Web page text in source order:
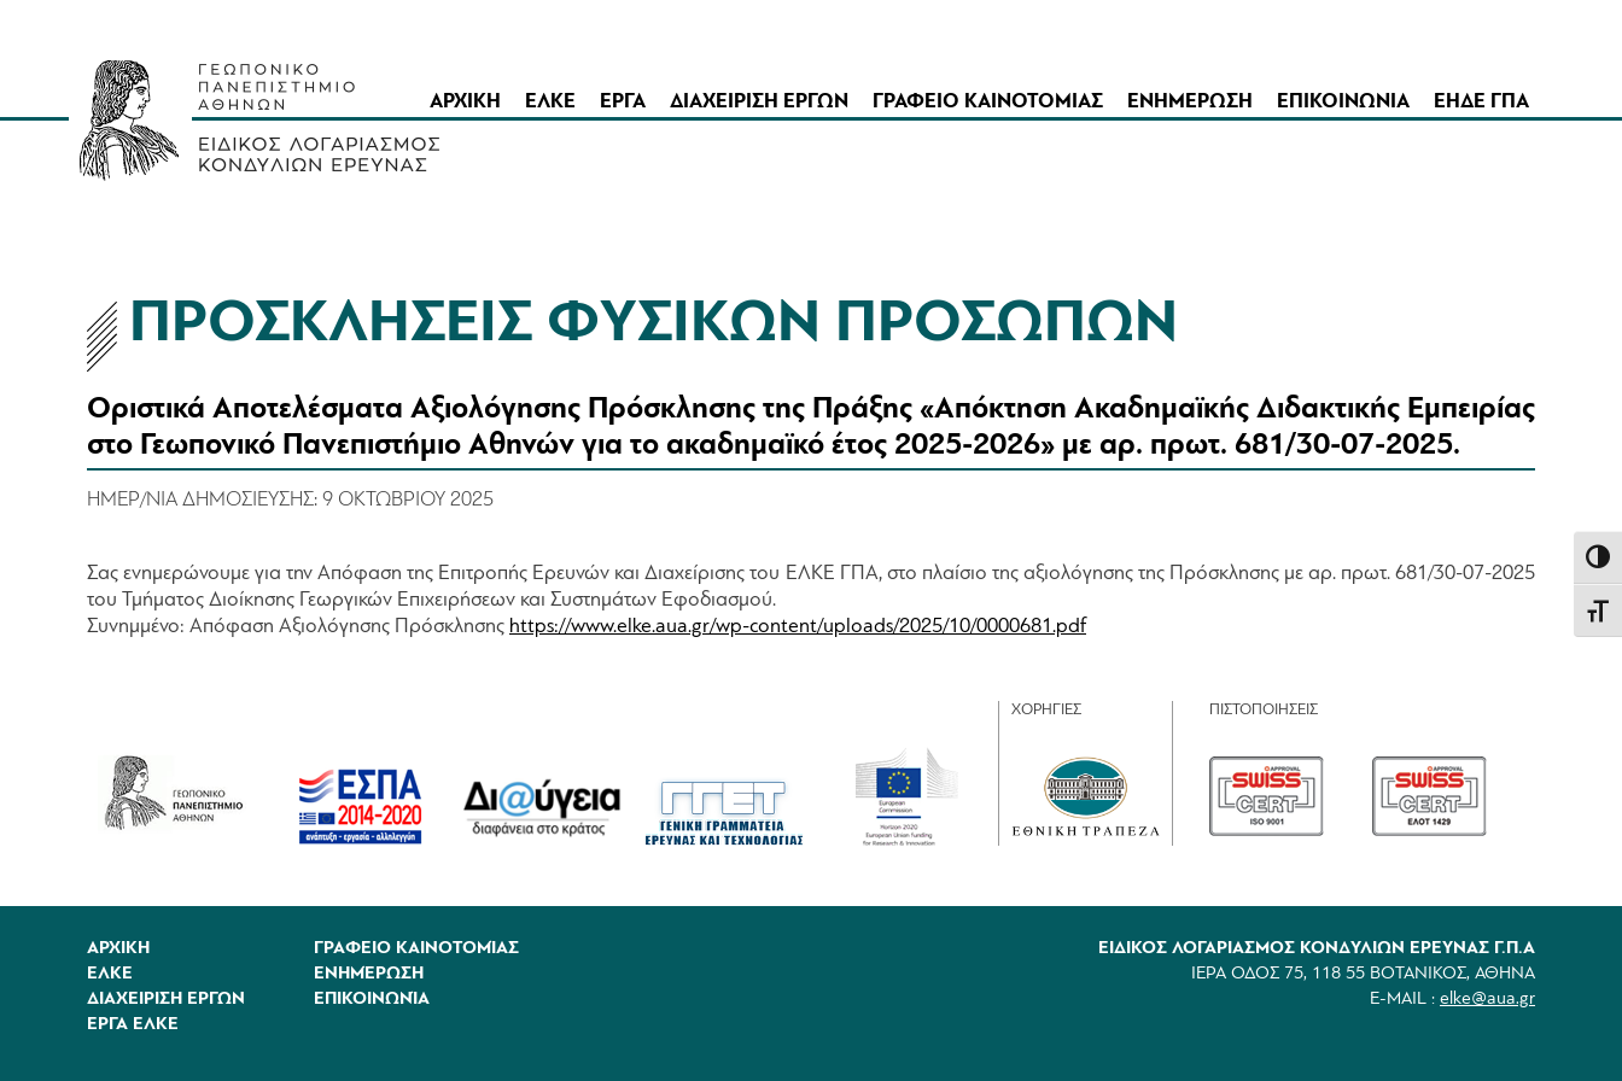
ΑΡΧΙΚΗ ΕΛΚΕ ΕΡΓΑ ΔΙΑΧΕΙΡΙΣΗ ΕΡΓΩΝ ΓΡΑΦΕΙΟ ΚΑΙΝΟΤΟΜΙΑΣ ΕΝΗΜΕΡΩΣΗ ΕΠΙΚΟΙΝΩΝΙΑ ΕΗΔΕ ΓΠΑ
ΠΡΟΣΚΛΗΣΕΙΣ ΦΥΣΙΚΩΝ ΠΡΟΣΩΠΩΝ
Οριστικά Αποτελέσματα Αξιολόγησης Πρόσκλησης της Πράξης «Απόκτηση Ακαδημαϊκής Διδακτικής Εμπειρίας
στο Γεωπονικό Πανεπιστήμιο Αθηνών για το ακαδημαϊκό έτος 2025-2026» με αρ. πρωτ. 681/30-07-2025.
ΗΜΕΡ/ΝΙΑ ΔΗΜΟΣΙΕΥΣΗΣ: 9 ΟΚΤΩΒΡΙΟΥ 2025
Σας ενημερώνουμε για την Απόφαση της Επιτροπής Ερευνών και Διαχείρισης του ΕΛΚΕ ΓΠΑ, στο πλαίσιο της αξιολόγησης της Πρόσκλησης με αρ. πρωτ. 681/30-07-2025
του Τμήματος Διοίκησης Γεωργικών Επιχειρήσεων και Συστημάτων Εφοδιασμού.
Συνημμένο: Απόφαση Αξιολόγησης Πρόσκλησης https://www.elke.aua.gr/wp-content/uploads/2025/10/0000681.pdf
ΧΟΡΗΓΙΕΣ ΠΙΣΤΟΠΟΙΗΣΕΙΣ
ΑΡΧΙΚΗ
ΕΛΚΕ
ΔΙΑΧΕΙΡΙΣΗ ΕΡΓΩΝ
ΕΡΓΑ ΕΛΚΕ
ΓΡΑΦΕΙΟ ΚΑΙΝΟΤΟΜΊΑΣ
ΕΝΗΜΈΡΩΣΗ
ΕΠΙΚΟΙΝΩΝΊΑ
ΕΙΔΙΚΟΣ ΛΟΓΑΡΙΑΣΜΟΣ ΚΟΝΔΥΛΙΩΝ ΕΡΕΥΝΑΣ Γ.Π.Α
ΙΕΡΑ ΟΔΟΣ 75, 118 55 ΒΟΤΑΝΙΚΟΣ, ΑΘΗΝΑ
E-MAIL : elke@aua.gr